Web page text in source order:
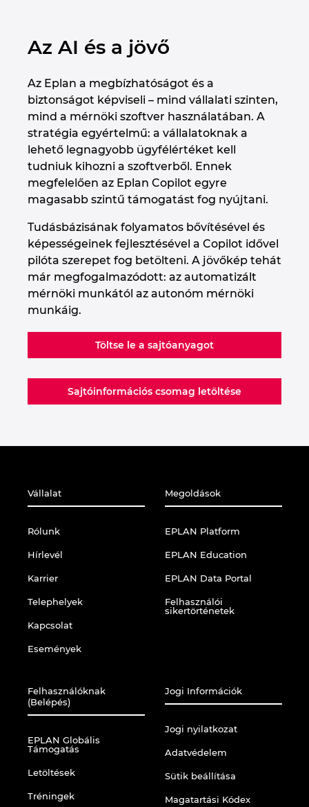
Az AI és a jövő
Az Eplan a megbízhatóságot és a
biztonságot képviseli – mind vállalati szinten,
mind a mérnöki szoftver használatában. A
stratégia egyértelmű: a vállalatoknak a
lehető legnagyobb ügyfélértéket kell
tudniuk kihozni a szoftverből. Ennek
megfelelően az Eplan Copilot egyre
magasabb szintű támogatást fog nyújtani.
Tudásbázisának folyamatos bővítésével és
képességeinek fejlesztésével a Copilot idővel
pilóta szerepet fog betölteni. A jövőkép tehát
már megfogalmazódott: az automatizált
mérnöki munkától az autonóm mérnöki
munkáig.
Töltse le a sajtóanyagot
Sajtóinformációs csomag letöltése
Vállalat
Rólunk
Hírlevél
Karrier
Telephelyek
Kapcsolat
Események
Megoldások
EPLAN Platform
EPLAN Education
EPLAN Data Portal
Felhasználói
sikertörténetek
Felhasználóknak
(Belépés)
EPLAN Globális
Támogatás
Letöltések
Tréningek
Jogi Információk
Jogi nyilatkozat
Adatvédelem
Sütik beállítása
Magatartási Kódex